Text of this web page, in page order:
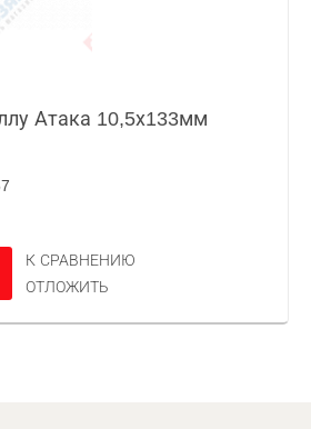
Атака 10,5х133мм
К СРАВНЕНИЮ
ОТЛОЖИТЬ